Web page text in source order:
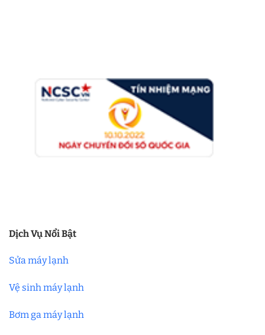
Dịch Vụ Nổi Bật
Sửa máy lạnh
Vệ sinh máy lạnh
Bơm ga máy lạnh